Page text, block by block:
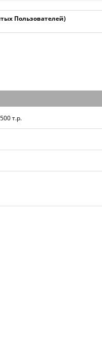
Пользователей)
т.р.